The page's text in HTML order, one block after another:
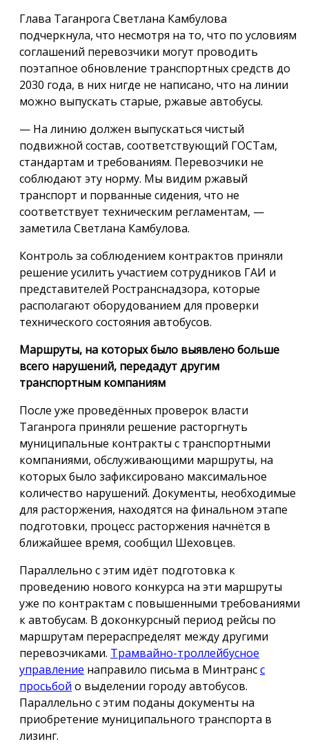
Глава Таганрога Светлана Камбулова
подчеркнула, что несмотря на то, что по условиям
соглашений перевозчики могут проводить
поэтапное обновление транспортных средств до
2030 года, в них нигде не написано, что на линии
можно выпускать старые, ржавые автобусы.
— На линию должен выпускаться чистый
подвижной состав, соответствующий ГОСТам,
стандартам и требованиям. Перевозчики не
соблюдают эту норму. Мы видим ржавый
транспорт и порванные сидения, что не
соответствует техническим регламентам, —
заметила Светлана Камбулова.
Контроль за соблюдением контрактов приняли
решение усилить участием сотрудников ГАИ и
представителей Ространснадзора, которые
располагают оборудованием для проверки
технического состояния автобусов.
Маршруты, на которых было выявлено больше
всего нарушений, передадут другим
транспортным компаниям
После уже проведённых проверок власти
Таганрога приняли решение расторгнуть
муниципальные контракты с транспортными
компаниями, обслуживающими маршруты, на
которых было зафиксировано максимальное
количество нарушений. Документы, необходимые
для расторжения, находятся на финальном этапе
подготовки, процесс расторжения начнётся в
ближайшее время, сообщил Шеховцев.
Параллельно с этим идёт подготовка к
проведению нового конкурса на эти маршруты
уже по контрактам с повышенными требованиями
к автобусам. В доконкурсный период рейсы по
маршрутам перераспределят между другими
перевозчиками. Трамвайно-троллейбусное
управление направило письма в Минтрансс
просьбой о выделении городу автобусов.
Параллельно с этим поданы документы на
приобретение муниципального транспорта в
лизинг.